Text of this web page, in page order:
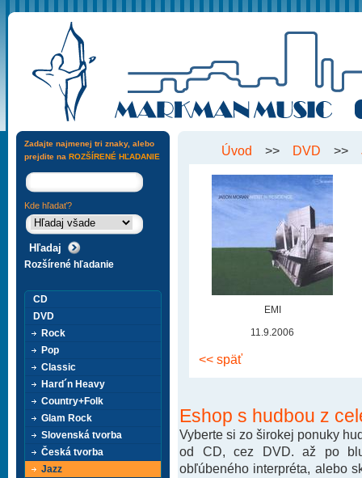
Úvod >> DVD >>
EMI
11.9.2006
<< späť
Eshop s hudbou z
Vyberte si zo širokej ponuky
od CD, cez DVD. až po
obľúbeného interpréta, alebo
Zadajte najmenej tri znaky, alebo
prejdite na ROZŠÍRENÉ HĽADANIE
Kde hľadať?
Rozšírené hľadanie
CD
DVD
Rock
Pop
Classic
Hard´n Heavy
Country+Folk
Glam Rock
Slovenská tvorba
Česká tvorba
Jazz